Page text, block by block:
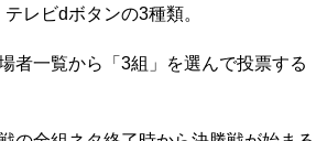
レビdボタンの3種類。
者一覧から「3組」を選んで投票する